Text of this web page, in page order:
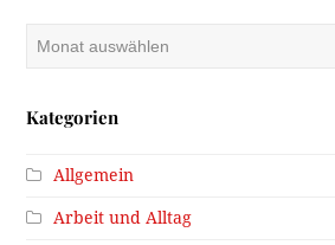
Kategorien
Allgemein
Arbeit und Alltag